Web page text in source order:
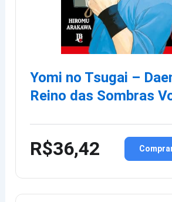
Yomi no Tsugai –
Reino das Sombras
R$36,42